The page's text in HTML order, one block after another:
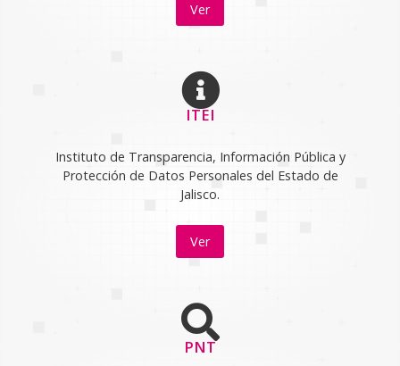
Ver
ITEI
Instituto de Transparencia, Información Pública y
Protección de Datos Personales del Estado de
Jalisco.
Ver
PNT